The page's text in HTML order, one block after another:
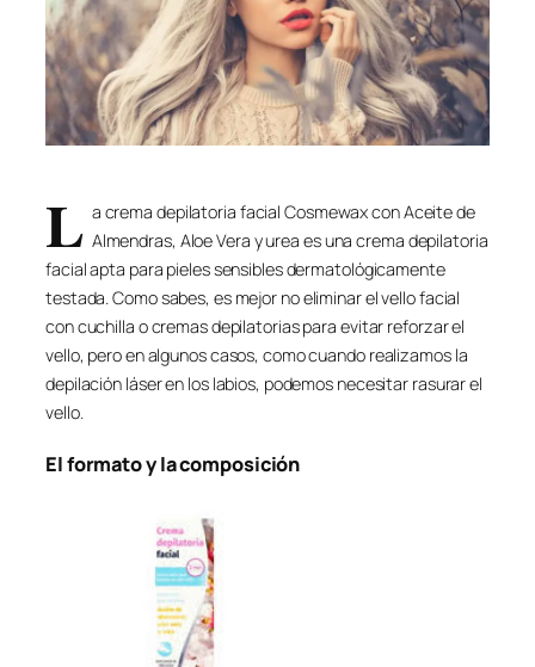
L a crema depilatoria facial Cosmewax con Aceite de
Almendras, Aloe Vera y urea es una crema depilatoria
facial apta para pieles sensibles dermatológicamente
testada. Como sabes, es mejor no eliminar el vello facial
con cuchilla o cremas depilatorias para evitar reforzar el
vello, pero en algunos casos, como cuando realizamos la
depilación láser en los labios, podemos necesitar rasurar el
vello.
El formato y la composición